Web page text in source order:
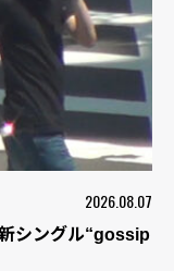
2026.08.07
シングル“gossip